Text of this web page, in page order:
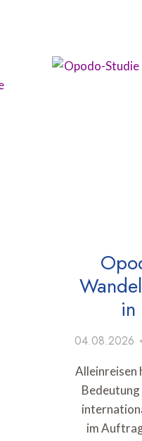
in
04.08.2026
Alleinreisen
Bedeutung
im